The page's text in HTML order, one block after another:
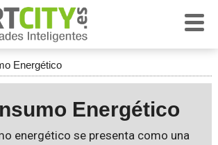
Energético
Energético
energético se presenta como una